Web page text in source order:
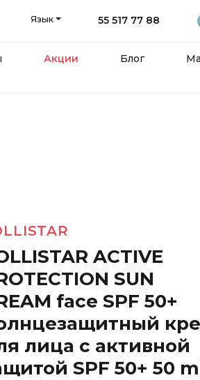
Язык 55 517 77 88
Акции Блог
ACTIVE
SUN
face SPF 50+
лица с активной
SPF 50+ 50